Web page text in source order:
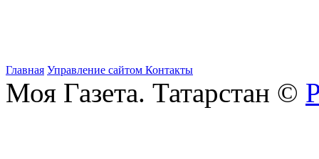
Главная Управление сайтом Контакты
Моя Газета. Татарстан ©